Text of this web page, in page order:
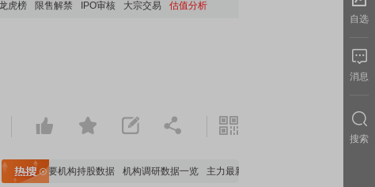
虎榜 限售解禁 IPO审核 大宗交易 估值分析
重要机构持股数据 机构调研数据一览 主力最新动向
自选
消息
搜索